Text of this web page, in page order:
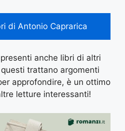
di Antonio Caprarica
anche libri di altri
trattano argomenti
approfondire, è un ottimo
letture interessanti!